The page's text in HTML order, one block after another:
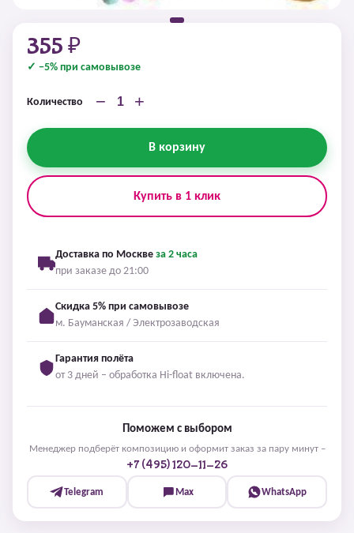
355 ₽
✓ −5% при самовывозе
Количество − +
В корзину
Купить в 1 клик
Доставка по Москве за 2 часа
при заказе до 21:00
Скидка 5% при самовывозе
м. Бауманская / Электрозаводская
Гарантия полёта
от 3 дней – обработка Hi-float включена.
Поможем с выбором
Менеджер подберёт композицию и оформит заказ за пару минут –
+7 (495) 120-11-26
Telegram Max WhatsApp